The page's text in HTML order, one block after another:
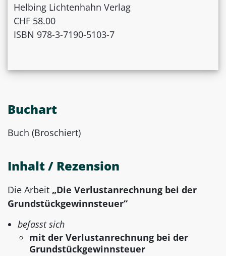
Helbing Lichtenhahn Verlag
CHF 58.00
ISBN 978-3-7190-5103-7
Buchart
Buch (Broschiert)
Inhalt / Rezension
Die Arbeit „Die Verlustanrechnung bei der
Grundstückgewinnsteuer“
befasst sich
mit der Verlustanrechnung bei der
Grundstückgewinnsteuer